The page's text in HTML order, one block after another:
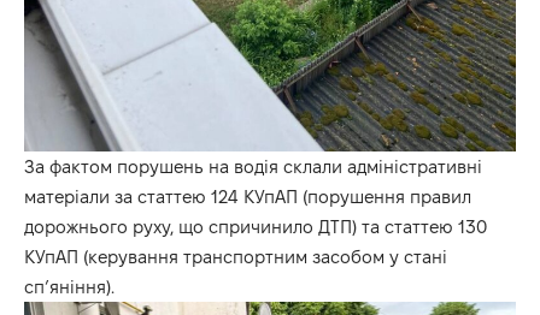
За фактом порушень на водія склали адміністративні
матеріали за статтею 124 КУпАП (порушення правил
дорожнього руху, що спричинило ДТП) та статтею 130
КУпАП (керування транспортним засобом у стані
сп’яніння).